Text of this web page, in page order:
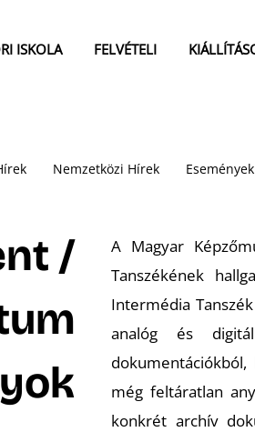
ISKOLA FELVÉTELI
Nemzetközi Hírek Események
/
A Magyar
Tanszékének
Intermédia
analóg és
még feltáratlan
konkrét archív